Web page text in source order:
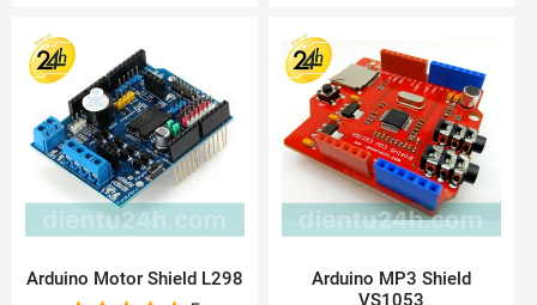
Arduino Motor Shield L298
Arduino MP3 Shield
VS1053